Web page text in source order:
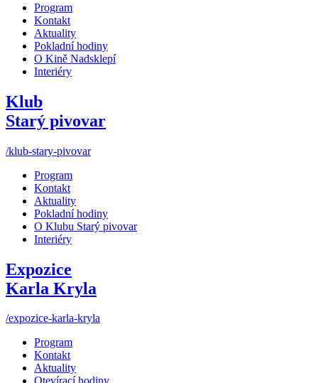
Program
Kontakt
Aktuality
Pokladní hodiny
O Kině Nadsklepí
Interiéry
Klub
Starý pivovar
/klub-stary-pivovar
Program
Kontakt
Aktuality
Pokladní hodiny
O Klubu Starý pivovar
Interiéry
Expozice
Karla Kryla
/expozice-karla-kryla
Program
Kontakt
Aktuality